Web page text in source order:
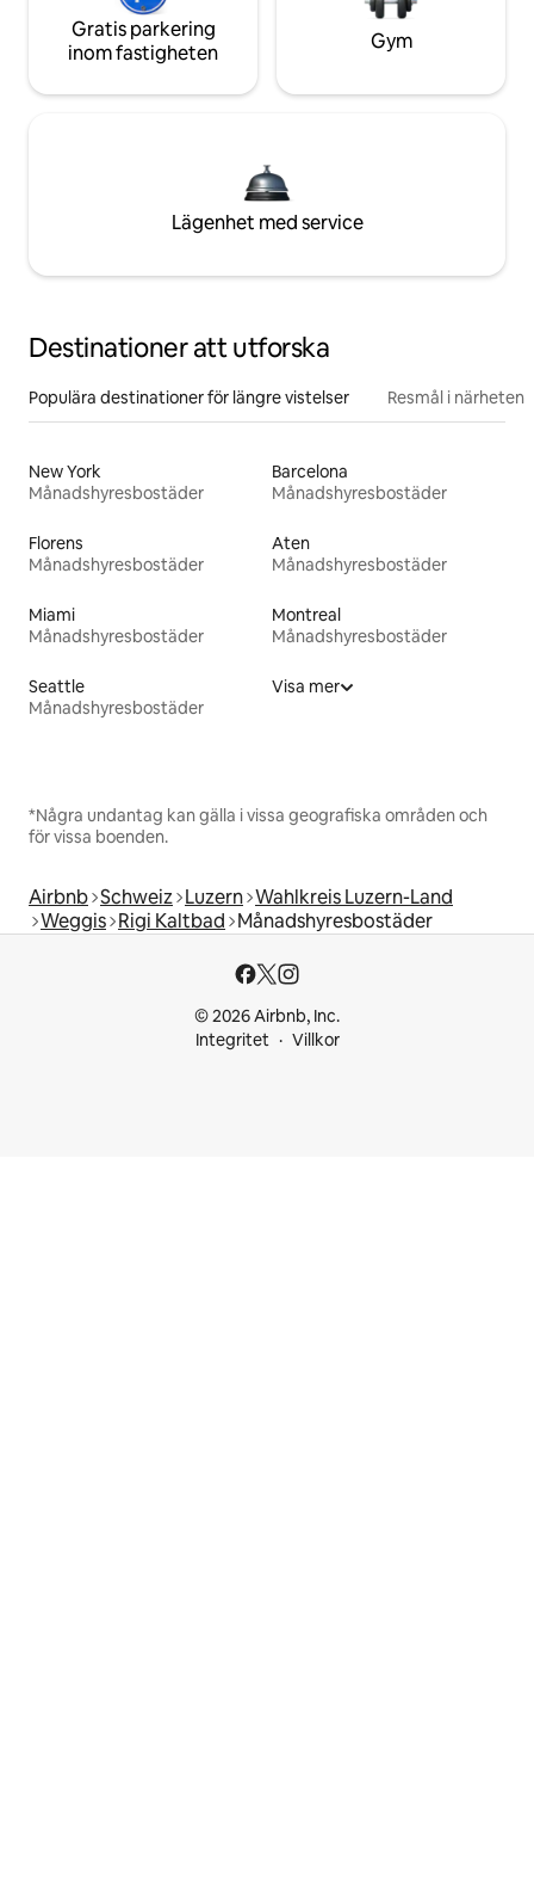
Gratis parkering
inom fastigheten
Gym
Lägenhet med service
Destinationer att utforska
Populära destinationer för längre vistelser Resmål i närheten
New York
Månadshyresbostäder
Barcelona
Månadshyresbostäder
Florens
Månadshyresbostäder
Aten
Månadshyresbostäder
Miami
Månadshyresbostäder
Montreal
Månadshyresbostäder
Seattle
Månadshyresbostäder
Visa mer
*Några undantag kan gälla i vissa geografiska områden och
för vissa boenden.
Airbnb Schweiz Luzern Wahlkreis Luzern-Land
Weggis Rigi Kaltbad Månadshyresbostäder
© 2026 Airbnb, Inc.
Integritet
Villkor